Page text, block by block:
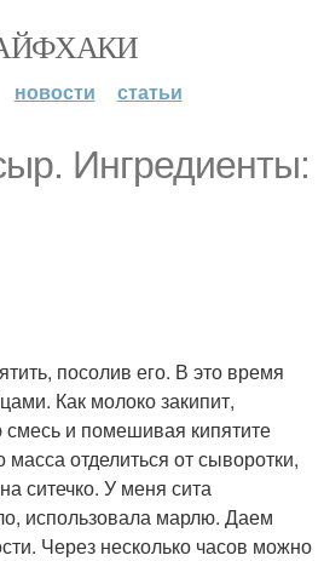
новости статьи
Ингредиенты:
посолив его. В это время
Как молоко закипит,
и помешивая кипятите
масса отделиться от сыворотки,
ситечко. У меня сита
использовала марлю. Даем
Через несколько часов можно